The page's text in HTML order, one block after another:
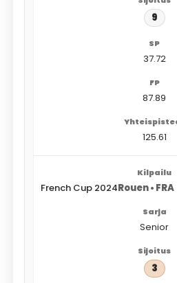
9
37.72
87.89
125.61
French Cup 2024Rouen • FRA
Senior
3